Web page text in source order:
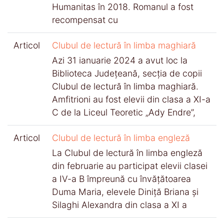
Humanitas în 2018. Romanul a fost
recompensat cu
Articol
Clubul de lectură în limba maghiară
Azi 31 ianuarie 2024 a avut loc la
Biblioteca Județeană, secția de copii
Clubul de lectură în limba maghiară.
Amfitrioni au fost elevii din clasa a XI-a
C de la Liceul Teoretic „Ady Endre”,
Articol
Clubul de lectură în limba engleză
La Clubul de lectură în limba engleză
din februarie au participat elevii clasei
a IV-a B împreună cu învățătoarea
Duma Maria, elevele Diniță Briana și
Silaghi Alexandra din clasa a XI a